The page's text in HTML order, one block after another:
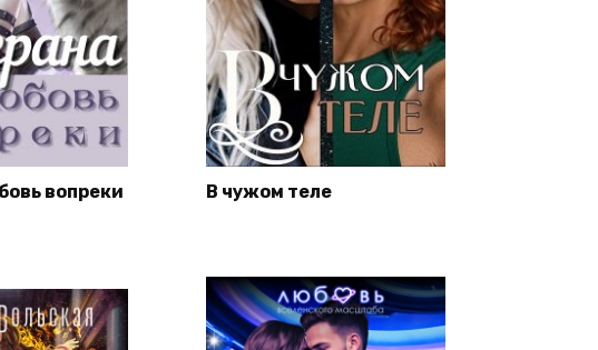
вопреки В чужом теле